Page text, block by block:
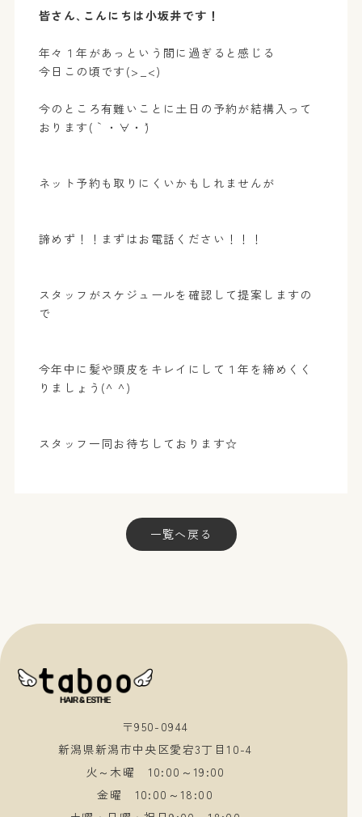
皆さん､こんにちは小坂井です！
年々１年があっという間に過ぎると感じる
今日この頃です(>_<)
今のところ有難いことに土日の予約が結構入って
おります(｀・∀・´)
ネット予約も取りにくいかもしれませんが
諦めず！！まずはお電話ください！！！
スタッフがスケジュールを確認して提案しますの
で
今年中に髪や頭皮をキレイにして１年を締めくく
りましょう(^ ^)
スタッフ一同お待ちしております☆
一覧へ戻る
〒950-0944
新潟県新潟市中央区愛宕3丁目10-4
火～木曜 10:00～19:00
金曜 10:00～18:00